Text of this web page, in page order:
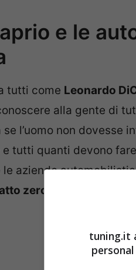
e le
tutti come Leonardo
alla gente di
l’uomo non dovesse
tutti quanti devono
aziende
zero,
tuning.it